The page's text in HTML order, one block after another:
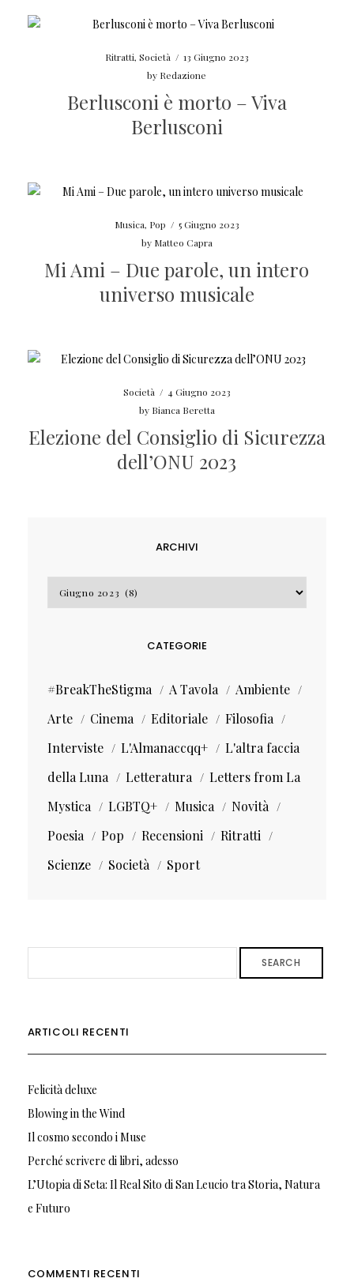
Ritratti, Società / 13 Giugno 2023
by Redazione
Berlusconi è morto – Viva
Berlusconi
Musica, Pop / 5 Giugno 2023
by Matteo Capra
Mi Ami – Due parole, un intero
universo musicale
Società / 4 Giugno 2023
by Bianca Beretta
Elezione del Consiglio di Sicurezza
dell’ONU 2023
ARCHIVI
Archivi
CATEGORIE
#BreakTheStigma A Tavola
Ambiente
Arte
Cinema Editoriale
Filosofia
Interviste
L'Almanaccqq+
L'altra faccia
della Luna
Letteratura
Letters from La
Mystica
LGBTQ+ Musica
Novità
Poesia
Pop Recensioni
Ritratti
Scienze
Società Sport
SEARCH
ARTICOLI RECENTI
Felicità deluxe
Blowing in the Wind
Il cosmo secondo i Muse
Perché scrivere di libri, adesso
L’Utopia di Seta: Il Real Sito di San Leucio tra Storia, Natura
e Futuro
COMMENTI RECENTI